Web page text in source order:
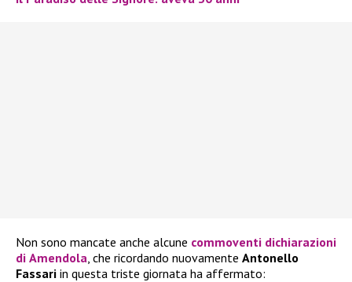
Non sono mancate anche alcune commoventi dichiarazioni
di Amendola , che ricordando nuovamente Antonello
Fassari in questa triste giornata ha affermato: